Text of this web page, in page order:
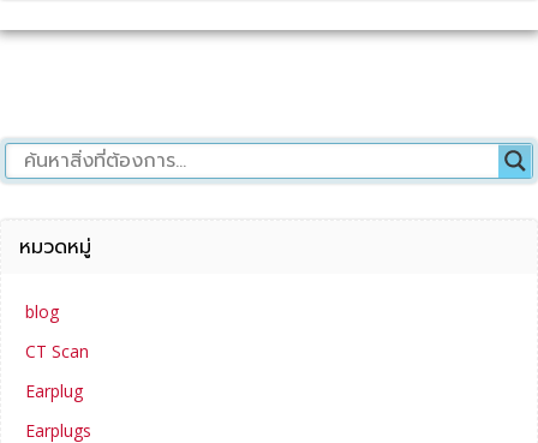
หมวดหมู่
blog
CT Scan
Earplug
Earplugs